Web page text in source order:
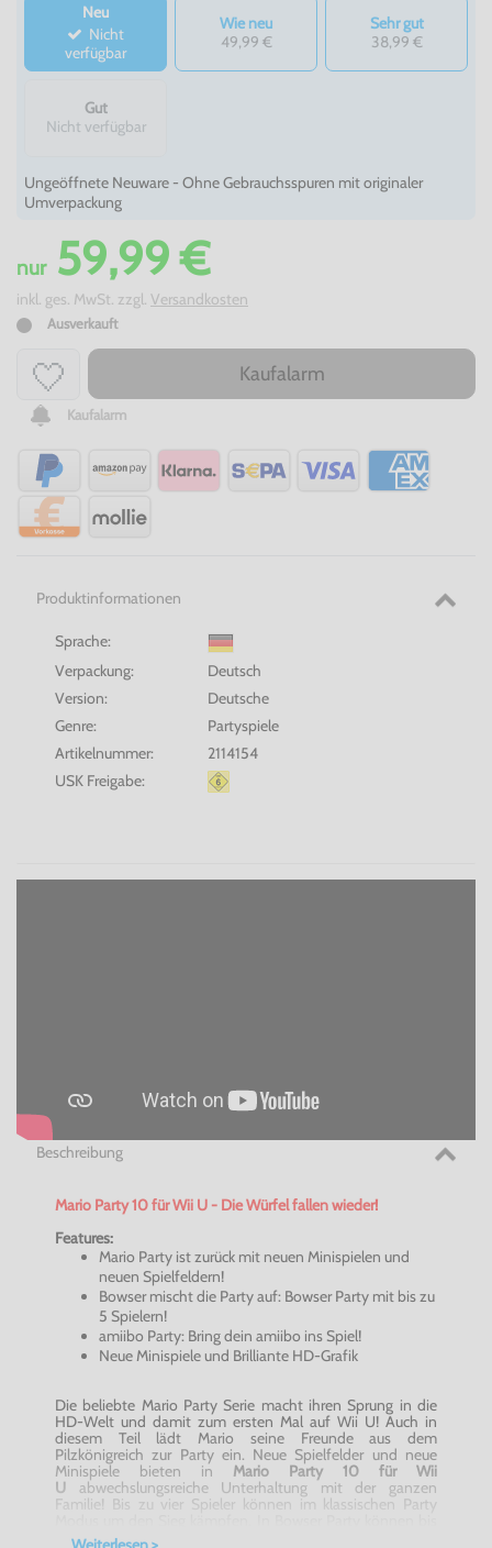
Neu
verfügbar
Wie neu
49,99 €
Sehr gut
38,99 €
Gut
Nicht verfügbar
Ungeöffnete Neuware - Ohne Gebrauchsspuren mit originaler
Umverpackung
nur59,99 €
inkl. ges. MwSt. zzgl. Versandkosten
Ausverkauft
Kaufalarm
Kaufalarm
Produktinformationen
Sprache:
Verpackung:
Deutsch
Version:
Deutsche
Genre:
Partyspiele
Artikelnummer:
2114154
USK Freigabe:
Beschreibung
Mario Party 10 für Wii U - Die Würfel fallen wieder!
Features:
Mario Party ist zurück mit neuen Minispielen und
neuen Spielfeldern!
Bowsermischt die Party auf: BowserParty mit bis zu
5 Spielern!
amiibo Party: Bring dein amiibo ins Spiel!
Neue Minispiele und Brilliante HD-Grafik
Die beliebte Mario Party Serie macht ihren Sprung in die
HD-Welt und damit zum ersten Mal auf Wii U! Auch in
diesem Teil lädt Mario seine Freunde aus dem
Pilzkönigreich zur Party ein. Neue Spielfelder und neue
Minispiele bieten in Mario Party 10 für Wii
U abwechslungsreiche Unterhaltung mit der ganzen
Familie! Bis zu vier Spieler können im klassischen Party
zu 5 Spieler antreten.